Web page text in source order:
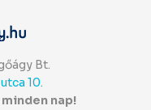
Bt.
10.
nap!